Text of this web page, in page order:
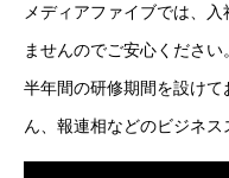
メディアファイブでは、
ませんのでご安心ください。
半年間の研修期間を設け
ん、報連相などのビジネス